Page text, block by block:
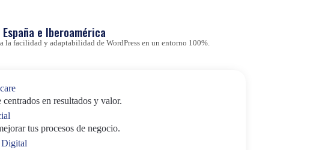
e Iberoamérica
la facilidad y adaptabilidad de WordPress en un entorno 100%.
en resultados y valor.
tus procesos de negocio.